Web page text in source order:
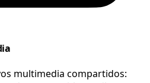
multimedia compartidos: